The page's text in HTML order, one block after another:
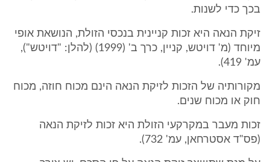
בכך כדי לשנות.
זיקת הנאה היא זכות קניינית בנכסי הזולת, הנושאת אופי
מיוחד (מ' דויטש, קניין, כרך ב' (1999) (להלן: "דויטש"),
עמ' 419).
מקורותיה של הזכות לזיקת הנאה הינם מכוח חוזה, מכוח
חוק או מכוח שנים.
זכות מעבר במקרקעי הזולת היא זכות לזיקת הנאה
(פס"ד אסטרחאן, עמ' 732).